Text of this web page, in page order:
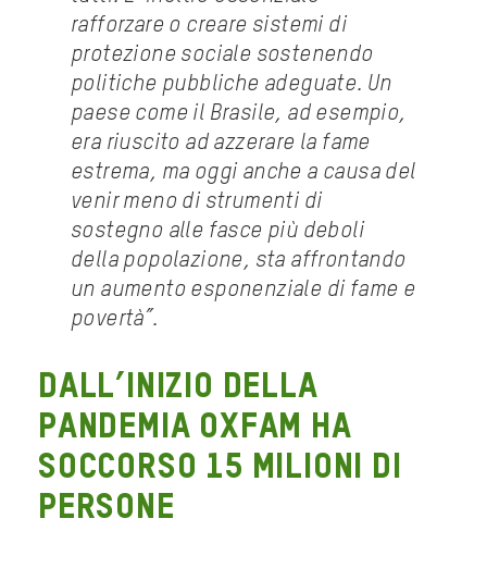
rafforzare o creare sistemi di
protezione sociale sostenendo
politiche pubbliche adeguate. Un
paese come il Brasile, ad esempio,
era riuscito ad azzerare la fame
estrema, ma oggi anche a causa del
venir meno di strumenti di
sostegno alle fasce più deboli
della popolazione, sta affrontando
un aumento esponenziale di fame e
povertà”.
Dall’inizio della
pandemia Oxfam ha
soccorso 15 milioni di
persone